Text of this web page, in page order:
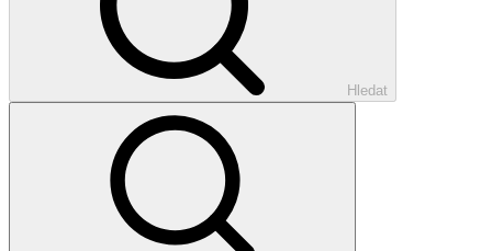
Hledat